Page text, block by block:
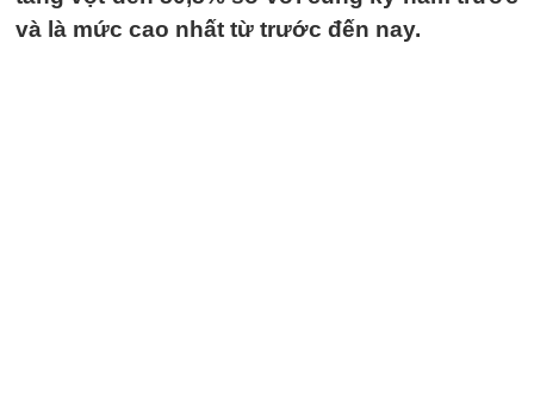
và là mức cao nhất từ trước đến nay.